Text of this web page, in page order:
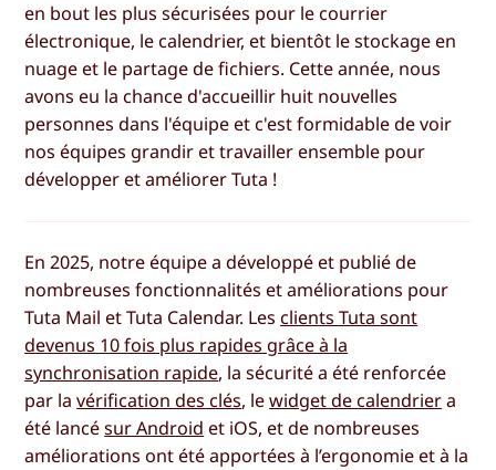
en bout les plus sécurisées pour le courrier
électronique, le calendrier, et bientôt le stockage en
nuage et le partage de fichiers. Cette année, nous
avons eu la chance d'accueillir huit nouvelles
personnes dans l'équipe et c'est formidable de voir
nos équipes grandir et travailler ensemble pour
développer et améliorer Tuta !
En 2025, notre équipe a développé et publié de
nombreuses fonctionnalités et améliorations pour
Tuta Mail et Tuta Calendar. Les clients Tuta sont
devenus 10 fois plus rapides grâce à la
synchronisation rapide, la sécurité a été renforcée
par lavérification des clés, lewidget de calendriera
été lancésur Android et iOS, et de nombreuses
améliorations ont été apportées à l’ergonomie et à la